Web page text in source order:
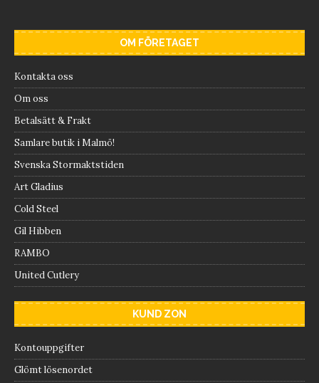
OM FÖRETAGET
Kontakta oss
Om oss
Betalsätt & Frakt
Samlare butik i Malmö!
Svenska Stormaktstiden
Art Gladius
Cold Steel
Gil Hibben
RAMBO
United Cutlery
KUND ZON
Kontouppgifter
Glömt lösenordet